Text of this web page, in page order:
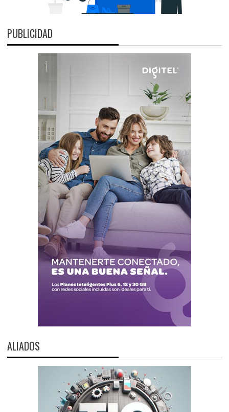
PUBLICIDAD
ALIADOS